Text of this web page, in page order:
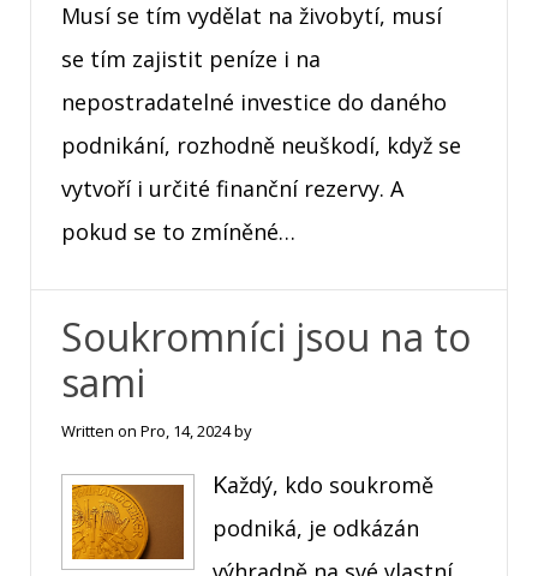
Musí se tím vydělat na živobytí, musí
se tím zajistit peníze i na
nepostradatelné investice do daného
podnikání, rozhodně neuškodí, když se
vytvoří i určité finanční rezervy. A
pokud se to zmíněné…
Soukromníci jsou na to
sami
Written on Pro, 14, 2024by
Každý, kdo soukromě
podniká, je odkázán